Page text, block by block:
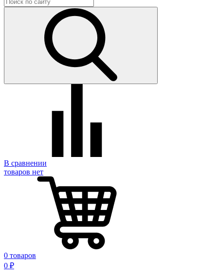
В сравнении
товаров нет
0 товаров
0 ₽